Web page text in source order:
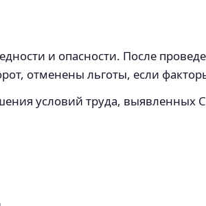
и опасности. После
отменены льготы, если
условий труда, выявленных